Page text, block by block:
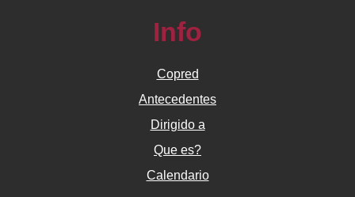
Info
Copred
Antecedentes
Dirigido a
Que es?
Calendario